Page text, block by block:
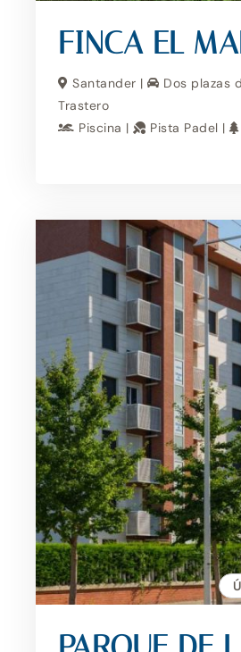
FINCA EL
Santander |
Dos plazas
Trastero
Piscina |
Pista Padel |